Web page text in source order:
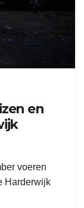
en
voeren
Harderwijk